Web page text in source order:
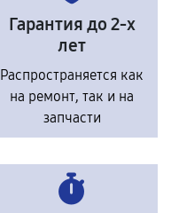
Гарантия до 2-х
лет
Распространяется как
на ремонт, так и на
запчасти